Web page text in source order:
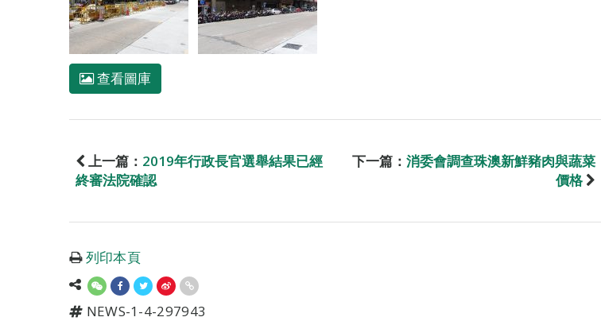
查看圖庫
上一篇： 2019年行政長官選舉結果已經
終審法院確認
下一篇： 消委會調查珠澳新鮮豬肉與蔬菜
價格
列印本頁
NEWS-1-4-297943